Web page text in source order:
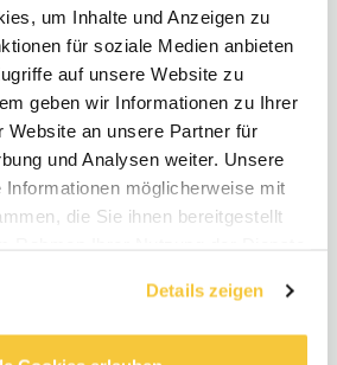
um Inhalte und Anzeigen zu
für soziale Medien anbieten
auf unsere Website zu
geben wir Informationen zu Ihrer
Website an unsere Partner für
und Analysen weiter. Unsere
Informationen möglicherweise mit
die Sie ihnen bereitgestellt
Details zeigen
gGmbH